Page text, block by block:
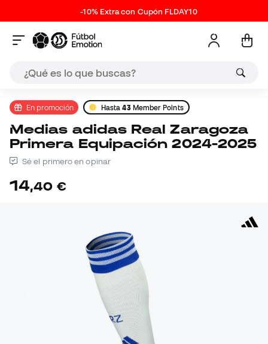
-10% Extra con Cupón FLDAY10
En promoción Hasta43Member Points
Medias adidas Real Zaragoza
Primera Equipación 2024-2025
Sé el primero en opinar
14,40 €